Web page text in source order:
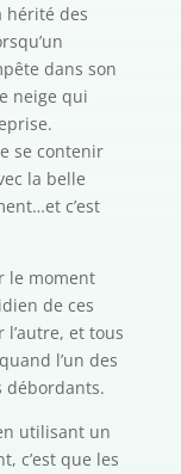
hérité des
dans son
neige qui
se contenir
la belle
c’est
le moment
de ces
et tous
l’un des
débordants.
utilisant un
c’est que les